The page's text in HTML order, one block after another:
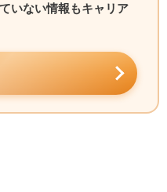
いない情報もキャリア